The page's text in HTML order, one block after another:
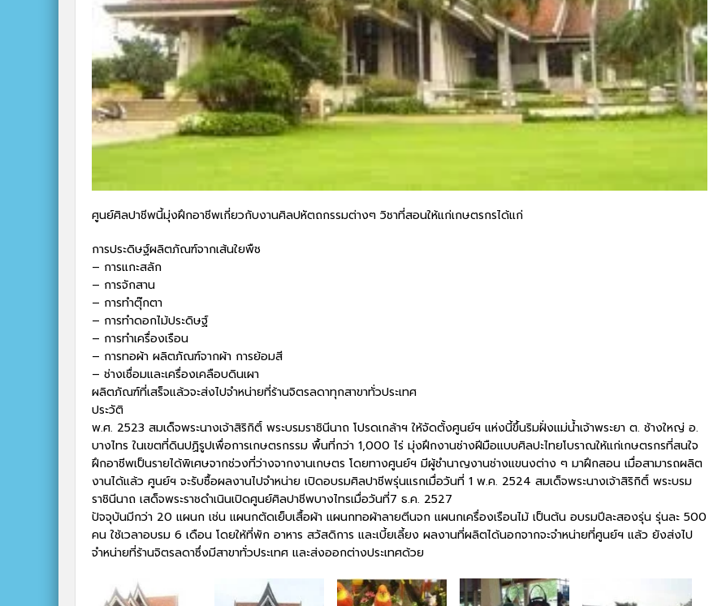
ศูนย์ศิลปาชีพนี้มุ่งฝึกอาชีพเกี่ยวกับงานศิลปหัตถกรรมต่างๆ วิชาที่สอนให้แก่เกษตรกรได้แก่
การประดิษฐ์ผลิตภัณฑ์จากเส้นใยพืช
– การแกะสลัก
– การจักสาน
– การทำตุ๊กตา
– การทำดอกไม้ประดิษฐ์
– การทำเครื่องเรือน
– การทอผ้า ผลิตภัณฑ์จากผ้า การย้อมสี
– ช่างเชื่อมและเครื่องเคลือบดินเผา
ผลิตภัณฑ์ที่เสร็จแล้วจะส่งไปจำหน่ายที่ร้านจิตรลดาทุกสาขาทั่วประเทศ
ประวัติ
พ.ศ. 2523 สมเด็จพระนางเจ้าสิริกิติ์ พระบรมราชินีนาถ โปรดเกล้าฯ ให้จัดตั้งศูนย์ฯ แห่งนี้ขึ้นริมฝั่งแม่น้ำเจ้าพระยา ต. ช้างใหญ่ อ.
บางไทร ในเขตที่ดินปฏิรูปเพื่อการเกษตรกรรม พื้นที่กว่า 1,000 ไร่ มุ่งฝึกงานช่างฝีมือแบบศิลปะไทยโบราณให้แก่เกษตรกรที่สนใจ
ฝึกอาชีพเป็นรายได้พิเศษจากช่วงที่ว่างจากงานเกษตร โดยทางศูนย์ฯ มีผู้ชำนาญงานช่างแขนงต่าง ๆ มาฝึกสอน เมื่อสามารถผลิต
งานได้แล้ว ศูนย์ฯ จะรับซื้อผลงานไปจำหน่าย เปิดอบรมศิลปาชีพรุ่นแรกเมื่อวันที่ 1 พ.ค. 2524 สมเด็จพระนางเจ้าสิริกิติ์ พระบรม
ราชินีนาถ เสด็จพระราชดำเนินเปิดศูนย์ศิลปาชีพบางไทรเมื่อวันที่7 ธ.ค. 2527
ปัจจุบันมีกว่า 20 แผนก เช่น แผนกตัดเย็บเสื้อผ้า แผนกทอผ้าลายตีนจก แผนกเครื่องเรือนไม้ เป็นต้น อบรมปีละสองรุ่น รุ่นละ 500
คน ใช้เวลาอบรม 6 เดือน โดยให้ที่พัก อาหาร สวัสดิการ และเบี้ยเลี้ยง ผลงานที่ผลิตได้นอกจากจะจำหน่ายที่ศูนย์ฯ แล้ว ยังส่งไป
จำหน่ายที่ร้านจิตรลดาซึ่งมีสาขาทั่วประเทศ และส่งออกต่างประเทศด้วย